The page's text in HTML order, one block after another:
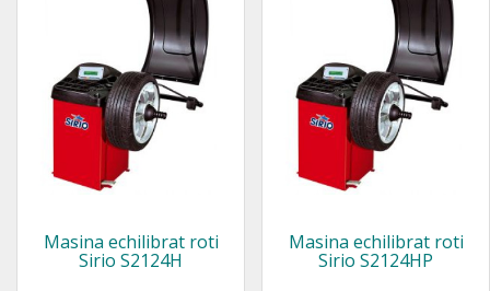
Masina echilibrat roti
Sirio S2124H
Masina echilibrat roti
Sirio S2124HP